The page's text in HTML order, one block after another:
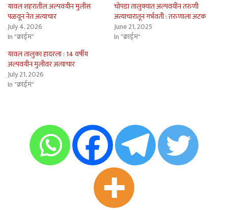
यावल शहरातील अल्पवयीन मुलीस
पळवून नेत अत्याचार
July 4, 2026
In "क्राईम"
चोपडा तालुक्यात अल्पवयीन तरुणी
अत्याचारातून गर्भवती : तरुणाला अटक
June 21, 2025
In "क्राईम"
यावल तालुका हादरला : 14 वर्षीय
अल्पवयीन मुलीवर अत्याचार
July 21, 2026
In "क्राईम"